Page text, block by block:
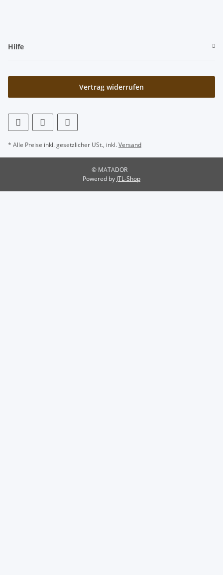
Hilfe
Vertrag widerrufen
* Alle Preise inkl. gesetzlicher USt., inkl.Versand
© MATADOR
Powered by JTL-Shop